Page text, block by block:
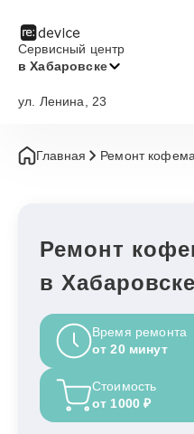
Сервисный центр
в Хабаровске
ул. Ленина, 23
Главная Ремонт
Ремонт
в Хабаровске
Время ремонта
от 20 минут
Стоимость
от 1000 ₽